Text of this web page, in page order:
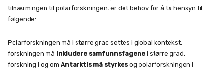
tilnærmingen til polarforskningen, er det behov for å ta hensyn til
følgende:
Polarforskningen må i større grad settes i global kontekst,
forskningen må inkludere samfunnsfagene i større grad,
forskning i og om Antarktis må styrkesog polarforskningen i